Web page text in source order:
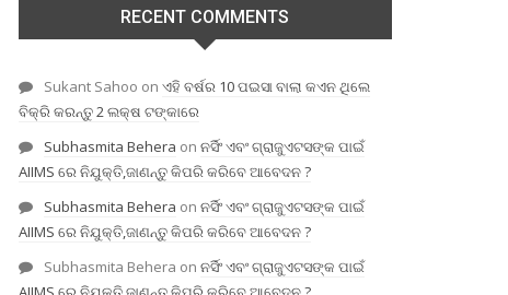
RECENT COMMENTS
Sukant Sahoo on ଏହି ବର୍ଷର 10 ପଇସା ବାଲା କଏନ ଥିଲେ
ବିକ୍ରି କରନ୍ତୁ 2 ଲକ୍ଷ ଟଙ୍କାରେ
Subhasmita Behera on ନର୍ସିଂ ଏବଂ ଗ୍ରାଜୁଏଟସଙ୍କ ପାଇଁ
AIIMS ରେ ନିଯୁକ୍ତି,ଜାଣନ୍ତୁ କିପରି କରିବେ ଆବେଦନ ?
Subhasmita Behera on ନର୍ସିଂ ଏବଂ ଗ୍ରାଜୁଏଟସଙ୍କ ପାଇଁ
AIIMS ରେ ନିଯୁକ୍ତି,ଜାଣନ୍ତୁ କିପରି କରିବେ ଆବେଦନ ?
Subhasmita Behera on ନର୍ସିଂ ଏବଂ ଗ୍ରାଜୁଏଟସଙ୍କ ପାଇଁ